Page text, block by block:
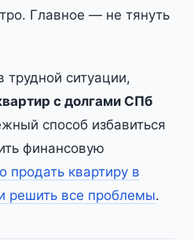
Главное — не тянуть
трудной ситуации,
с долгами СПб
способ избавиться
финансовую
продать квартиру в
решить все проблемы.